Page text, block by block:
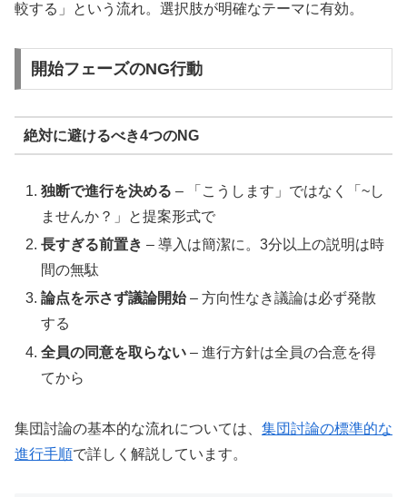
較する」という流れ。選択肢が明確なテーマに有効。
開始フェーズのNG行動
絶対に避けるべき4つのNG
独断で進行を決める – 「こうします」ではなく「~し
ませんか？」と提案形式で
長すぎる前置き – 導入は簡潔に。3分以上の説明は時
間の無駄
論点を示さず議論開始– 方向性なき議論は必ず発散
する
全員の同意を取らない – 進行方針は全員の合意を得
てから
集団討論の基本的な流れについては、 集団討論の標準的な
進行手順で詳しく解説しています。